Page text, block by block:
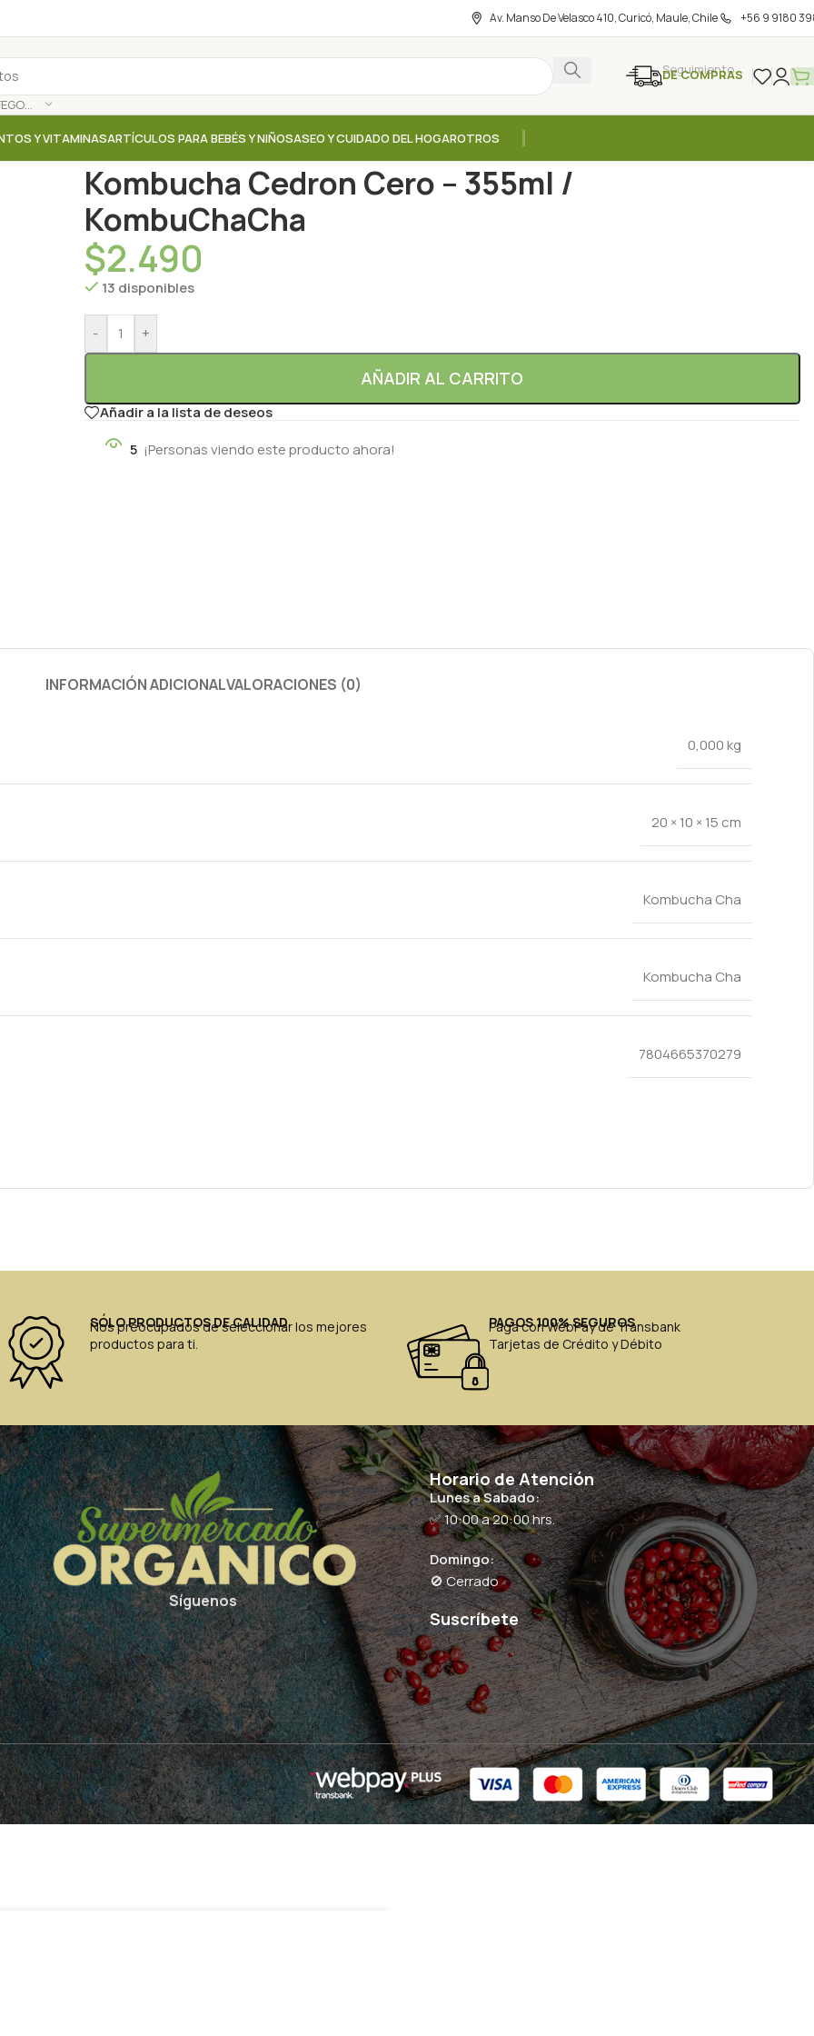
Av. Manso De Velasco 410, Curicó, Maule, Chile +56 9 9180
SELECCIONAR CATEGORÍA
Seguimiento
DE COMPRAS
Y VITAMINASARTÍCULOS PARA BEBÉS Y NIÑOSASEO Y CUIDADO DEL HOGAROTROS
Kombucha Cedron Cero – 355ml /
KombuChaCha
$2.490
13 disponibles
- +
AÑADIR AL CARRITO
Añadir a la lista de deseos
5 ¡Personas viendo este producto ahora!
INFORMACIÓN ADICIONALVALORACIONES (0)
0,000 kg
20 × 10 × 15 cm
Kombucha Cha
Kombucha Cha
7804665370279
SÓLO PRODUCTOS DE CALIDAD
Nos preocupados de seleccionar los mejores
productos para ti.
PAGOS 100% SEGUROS
Paga con WebPay de Transbank
Tarjetas de Crédito y Débito
Síguenos
Horario de Atención
Lunes a Sabado:
✅ 10:00 a 20:00 hrs.
Domingo:
🚫 Cerrado
Suscríbete